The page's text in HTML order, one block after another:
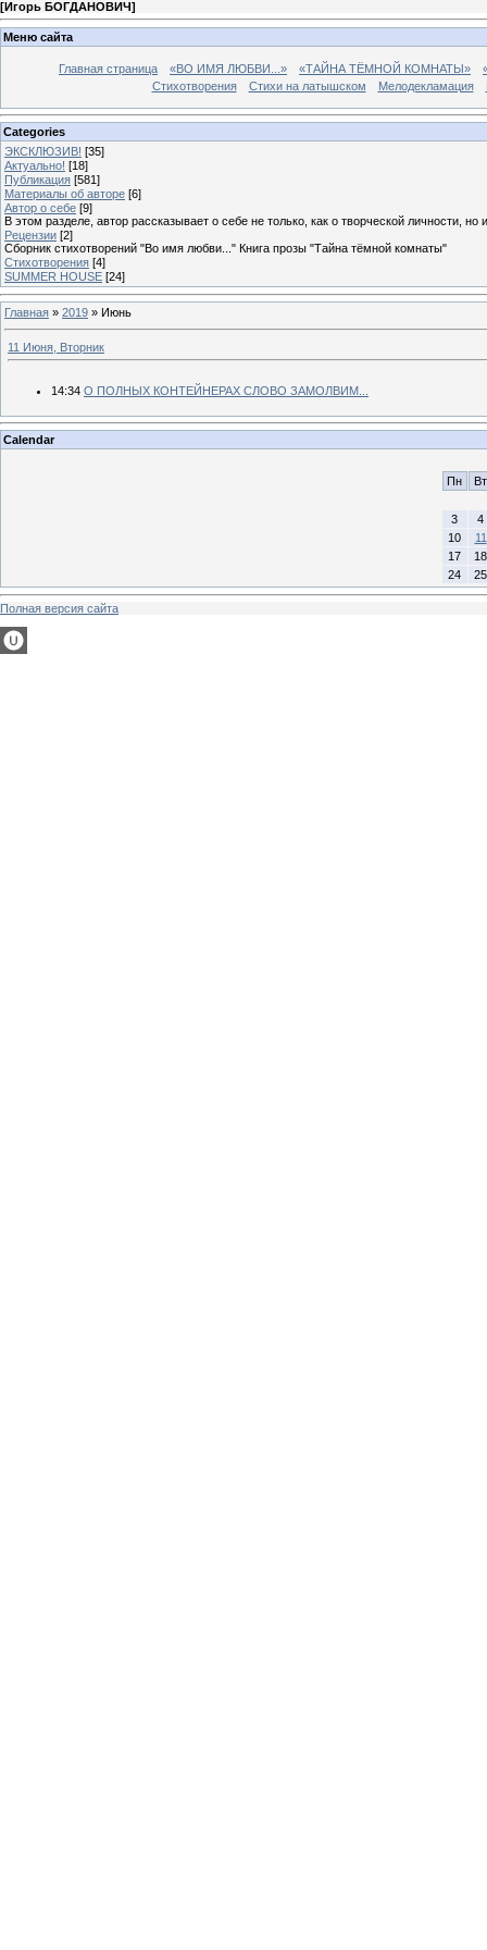
[Игорь БОГДАНОВИЧ]
Меню сайта
Главная страница «ВО ИМЯ ЛЮБВИ...» «ТАЙНА ТЁМНОЙ КОМНАТЫ»
Стихотворения
Стихи на латышском Мелодекламация
Categories
ЭКСКЛЮЗИВ! [35]
Актуально! [18]
Публикация [581]
Материалы об авторе [6]
Автор о себе [9]
В этом разделе, автор рассказывает о себе не только, как о творческой личности,
Рецензии [2]
Сборник стихотворений "Во имя любви..." Книга прозы "Тайна тёмной комнаты"
Стихотворения [4]
SUMMER HOUSE [24]
Главная » 2019 » Июнь
11 Июня, Вторник
14:34 О ПОЛНЫХ КОНТЕЙНЕРАХ СЛОВО ЗАМОЛВИМ...
Calendar
Пн Вт
3
4
10
11
17
18
24
25
Полная версия сайта